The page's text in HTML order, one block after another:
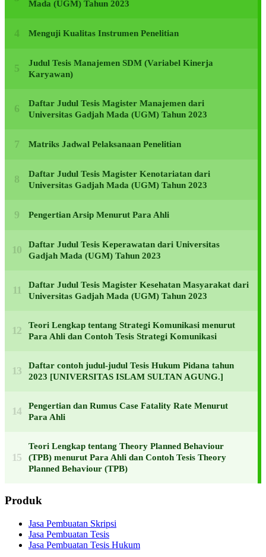
Mada (UGM) Tahun 2023
Menguji Kualitas Instrumen Penelitian
Judul Tesis Manajemen SDM (Variabel Kinerja
Karyawan)
Daftar Judul Tesis Magister Manajemen dari
Universitas Gadjah Mada (UGM) Tahun 2023
Matriks Jadwal Pelaksanaan Penelitian
Daftar Judul Tesis Magister Kenotariatan dari
Universitas Gadjah Mada (UGM) Tahun 2023
Pengertian Arsip Menurut Para Ahli
Daftar Judul Tesis Keperawatan dari Universitas
Gadjah Mada (UGM) Tahun 2023
Daftar Judul Tesis Magister Kesehatan Masyarakat dari
Universitas Gadjah Mada (UGM) Tahun 2023
Teori Lengkap tentang Strategi Komunikasi menurut
Para Ahli dan Contoh Tesis Strategi Komunikasi
Daftar contoh judul-judul Tesis Hukum Pidana tahun
2023 [UNIVERSITAS ISLAM SULTAN AGUNG.]
Pengertian dan Rumus Case Fatality Rate Menurut
Para Ahli
Teori Lengkap tentang Theory Planned Behaviour
(TPB) menurut Para Ahli dan Contoh Tesis Theory
Planned Behaviour (TPB)
Produk
Jasa Pembuatan Skripsi
Jasa Pembuatan Tesis
Jasa Pembuatan Tesis Hukum